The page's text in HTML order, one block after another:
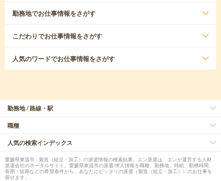
勤務地でお仕事情報をさがす
こだわりでお仕事情報をさがす
人気のワードでお仕事情報をさがす
勤務地 / 路線・駅
職種
人気の検索インデックス
愛媛県東温市 - 製造（組立・加工）の派遣情報の検索結果。エン派遣は、エンが運営する人材
派遣会社のポータルサイト。愛媛県東温市の派遣/求人情報を職種、勤務地、時給、勤務時間、
長期・短期などの希望条件から、あなたにピッタリの派遣（製造（組立・加工））のお仕事を
探せます。